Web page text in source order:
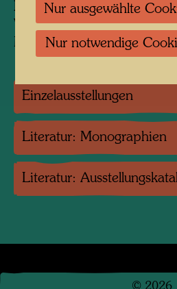
Information:
Von Hundertwasser als
Mutter geschickt.
Einzelausstellungen
Literatur: Monographien
Literatur:
© 2026
Nur ausgewählte
Nur notwendige